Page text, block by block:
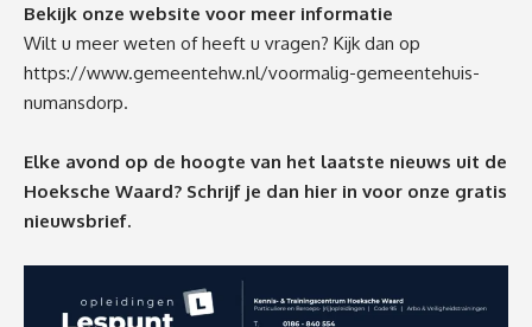
Bekijk onze website voor meer informatie
Wilt u meer weten of heeft u vragen? Kijk dan op
https://www.gemeentehw.nl/voormalig-gemeentehuis-
numansdorp.
Elke avond op de hoogte van het laatste nieuws uit de
Hoeksche Waard? Schrijf je dan hier in voor onze gratis
nieuwsbrief.